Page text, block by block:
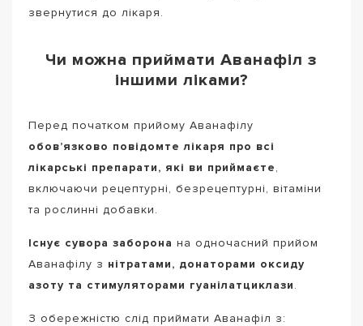
звернутися до лікаря.
Чи можна приймати Аванафіл з
іншими ліками?
Перед початком прийому Аванафілу
обов’язково повідомте лікаря про всі
лікарські препарати, які ви приймаєте,
включаючи рецептурні, безрецептурні, вітаміни
та рослинні добавки.
Існує сувора заборона на одночасний прийом
Аванафілу з нітратами, донаторами оксиду
азоту та стимуляторами гуанілатциклази.
З обережністю слід приймати Аванафіл з: